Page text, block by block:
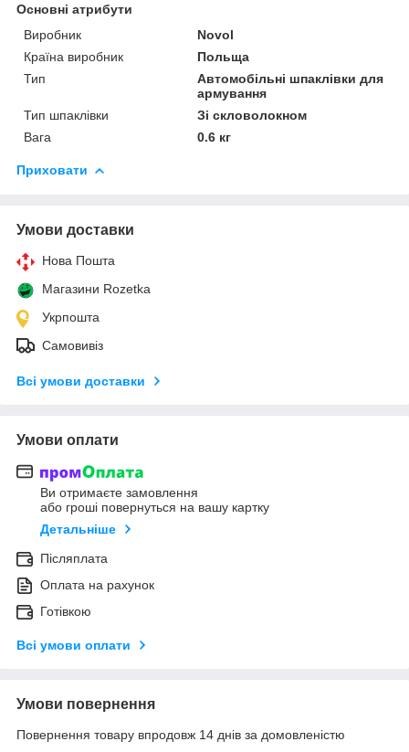
Основні атрибути
Виробник
Novol
Країна виробник
Польща
Тип
Автомобільні шпаклівки для
армування
Тип шпаклівки
Зі скловолокном
Вага
0.6 кг
Приховати
Умови доставки
Нова Пошта
Магазини Rozetka
Укрпошта
Самовивіз
Всі умови доставки
Умови оплати
Ви отримаєте замовлення
або гроші повернуться на вашу картку
Детальніше
Післяплата
Оплата на рахунок
Готівкою
Всі умови оплати
Умови повернення
Повернення товару впродовж 14 днів за домовленістю